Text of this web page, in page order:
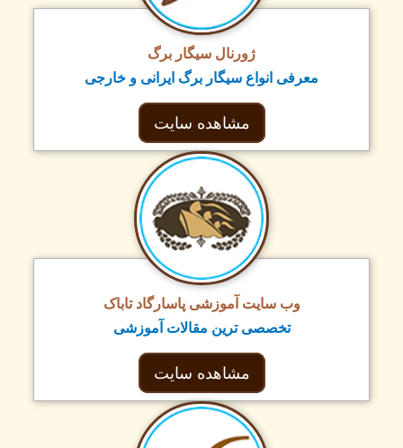
ژورنال سیگار برگ
معرفی انواع سیگار برگ ایرانی و خارجی
مشاهده سایت
وب سایت آموزشی پاسارگاد تاباک
تخصصی ترین مقالات آموزشی
مشاهده سایت